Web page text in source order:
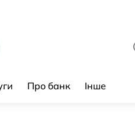
Про банк Інше